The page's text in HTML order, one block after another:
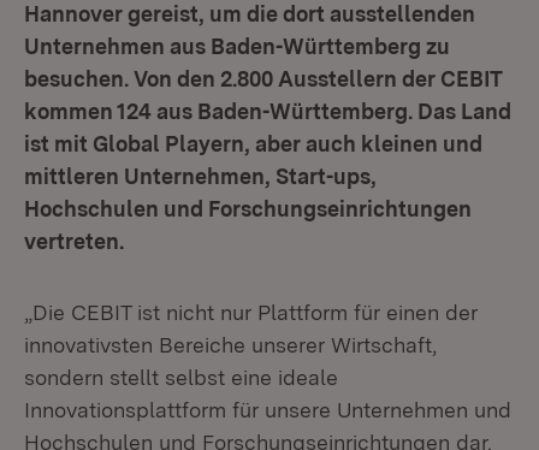
Hannover gereist, um die dort ausstellenden
Unternehmen aus Baden-Württemberg zu
besuchen. Von den 2.800 Ausstellern der CEBIT
kommen 124 aus Baden-Württemberg. Das Land
ist mit Global Playern, aber auch kleinen und
mittleren Unternehmen, Start-ups,
Hochschulen und Forschungseinrichtungen
vertreten.
„Die CEBIT ist nicht nur Plattform für einen der
innovativsten Bereiche unserer Wirtschaft,
sondern stellt selbst eine ideale
Innovationsplattform für unsere Unternehmen und
Hochschulen und Forschungseinrichtungen dar.